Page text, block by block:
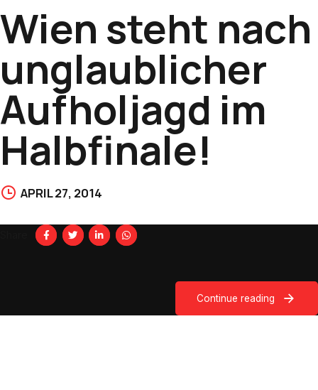
Wien steht nach
unglaublicher
Aufholjagd im
Halbfinale!
APRIL 27, 2014
Continue reading